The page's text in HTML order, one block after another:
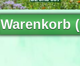
Warenkorb